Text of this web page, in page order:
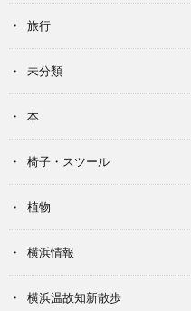
旅行
未分類
本
椅子・スツール
植物
横浜情報
横浜温故知新散歩